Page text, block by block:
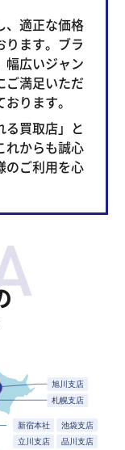
、適正な価格
ります。ブラ
幅広いジャン
ご満足いただ
ります。
る買取店」と
れからも誠心
のご利用を心